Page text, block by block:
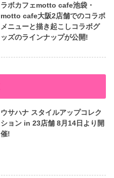
ラボカフェmotto cafe池袋・
motto cafe大阪2店舗でのコラボ
メニューと描き起こしコラボグ
ッズのラインナップが公開!
ウサハナ スタイルアップコレク
ション in 23店舗 8月14日より開
催!